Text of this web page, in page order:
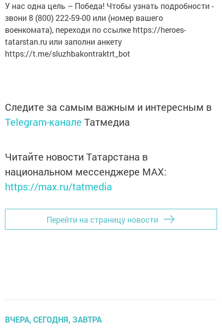
У нас одна цель – Победа! Чтобы узнать подробности -
звони 8 (800) 222-59-00 или (номер вашего
военкомата), переходи по ссылке https://heroes-
tatarstan.ru или заполни анкету
https://t.me/sluzhbakontraktrt_bot
Следите за самым важным и интересным в
Telegram-канале Татмедиа
Читайте новости Татарстана в
национальном мессенджере MАХ:
https://max.ru/tatmedia
Перейти на страницу новости
ВЧЕРА, СЕГОДНЯ, ЗАВТРА